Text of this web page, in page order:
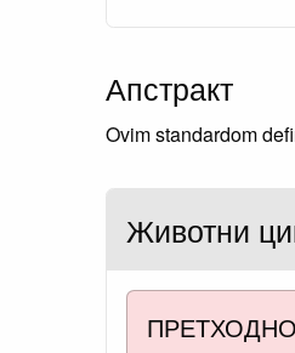
Апстракт
Ovim standardom
Животни
ПРЕТХОДНО